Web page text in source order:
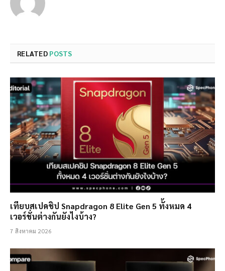
RELATED POSTS
เทียบสเปคชิป Snapdragon 8 Elite Gen 5 ทั้งหมด 4
เวอร์ชั่นต่างกันยังไงบ้าง?
7 สิงหาคม 2026